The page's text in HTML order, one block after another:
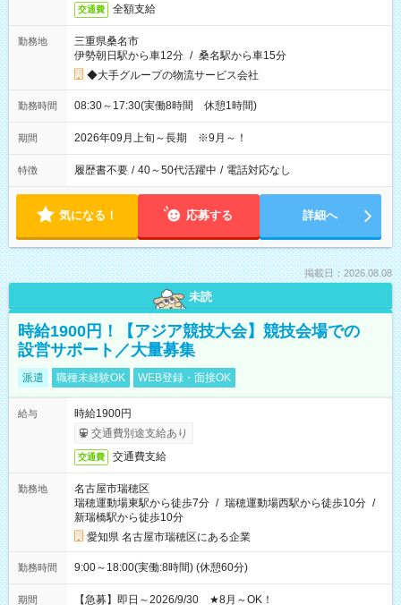
交通費 全額支給
勤務地
三重県桑名市
伊勢朝日駅から車12分 / 桑名駅から車15分
◆大手グループの物流サービス会社
勤務時間 08:30～17:30(実働8時間 休憩1時間)
期間 2026年09月上旬～長期 ※9月～！
特徴 履歴書不要 / 40～50代活躍中 / 電話対応なし
気になる！ 応募する 詳細へ
掲載日：2026.08.08
未読
時給1900円！【アジア競技大会】競技会場での
設営サポート／大量募集
派遣 職種未経験OK WEB登録・面接OK
給与
時給1900円
交通費別途支給あり
交通費 交通費支給
勤務地
名古屋市瑞穂区
瑞穂運動場東駅から徒歩7分 / 瑞穂運動場西駅から徒歩10分 /
新瑞橋駅から徒歩10分
愛知県 名古屋市瑞穂区にある企業
勤務時間 9:00～18:00(実働:8時間) (休憩60分)
期間 【急募】即日～2026/9/30 ★8月～OK！